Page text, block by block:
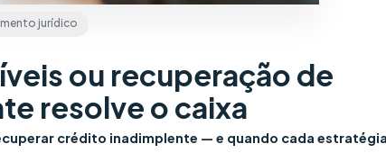
jurídico
ou recuperação de
resolve o caixa
crédito inadimplente — e quando cada estratégia